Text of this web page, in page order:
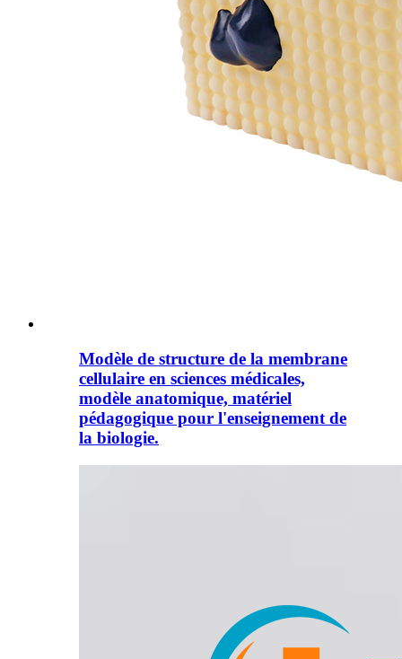
Modèle de structure de la membrane
cellulaire en sciences médicales,
modèle anatomique, matériel
pédagogique pour l'enseignement de
la biologie.